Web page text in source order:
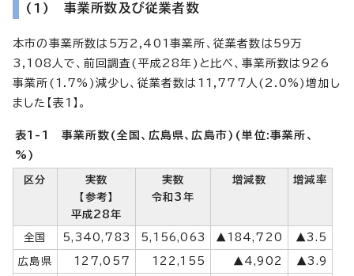
(1) 事業所数及び従業者数
本市の事業所数は5万2,401事業所、従業者数は59万
3,108人で、前回調査(平成28年)と比べ、事業所数は926
事業所(1.7%)減少し、従業者数は11,777人(2.0%)増加し
ました【表1】。
表1-1 事業所数(全国、広島県、広島市)(単位:事業所、
%)
区分
実数
【参考】
平成28年
実数
令和3年
増減数 増減率
全国 5,340,783 5,156,063 ▲184,720 ▲3.5
広島県 127,057 122,155 ▲4,902 ▲3.9